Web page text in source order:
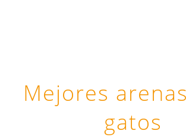
Mejores
gatos